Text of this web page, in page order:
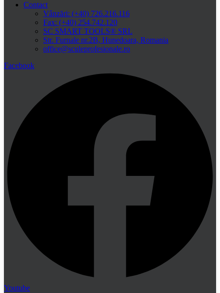
Contact
Vânzări: (+40) 726.216.116
Fax: (+40) 254.742.120
SC SMART TOOLS® SRL
Str. Furnale nr.2B, Hunedoara, Romania
office@sculeprofesionale.ro
Facebook
Youtube